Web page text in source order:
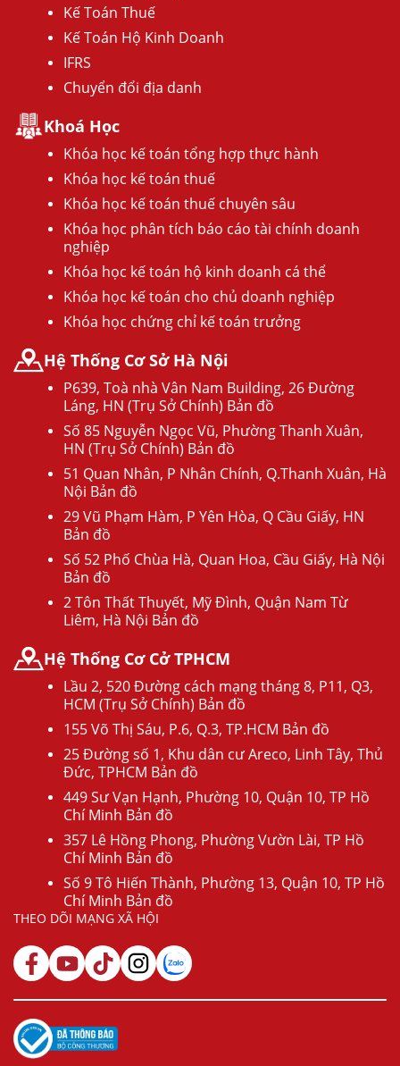
Kế Toán Thuế
Kế Toán Hộ Kinh Doanh
IFRS
Chuyển đổi địa danh
Khoá Học
Khóa học kế toán tổng hợp thực hành
Khóa học kế toán thuế
Khóa học kế toán thuế chuyên sâu
Khóa học phân tích báo cáo tài chính doanh
nghiệp
Khóa học kế toán hộ kinh doanh cá thể
Khóa học kế toán cho chủ doanh nghiệp
Khóa học chứng chỉ kế toán trưởng
Hệ Thống Cơ Sở Hà Nội
P639, Toà nhà Vân Nam Building, 26 Đường
Láng, HN (Trụ Sở Chính) Bản đồ
Số 85 Nguyễn Ngọc Vũ, Phường Thanh Xuân,
HN (Trụ Sở Chính) Bản đồ
51 Quan Nhân, P Nhân Chính, Q.Thanh Xuân, Hà
Nội Bản đồ
29 Vũ Phạm Hàm, P Yên Hòa, Q Cầu Giấy, HN
Bản đồ
Số 52 Phố Chùa Hà, Quan Hoa, Cầu Giấy, Hà Nội
Bản đồ
2 Tôn Thất Thuyết, Mỹ Đình, Quận Nam Từ
Liêm, Hà Nội Bản đồ
Hệ Thống Cơ Cở TPHCM
Lầu 2, 520 Đường cách mạng tháng 8, P11, Q3,
HCM (Trụ Sở Chính) Bản đồ
155 Võ Thị Sáu, P.6, Q.3, TP.HCM Bản đồ
25 Đường số 1, Khu dân cư Areco, Linh Tây, Thủ
Đức, TPHCM Bản đồ
449 Sư Vạn Hạnh, Phường 10, Quận 10, TP Hồ
Chí Minh Bản đồ
357 Lê Hồng Phong, Phường Vườn Lài, TP Hồ
Chí Minh Bản đồ
Số 9 Tô Hiến Thành, Phường 13, Quận 10, TP Hồ
Chí Minh Bản đồ
THEO DÕI MẠNG XÃ HỘI